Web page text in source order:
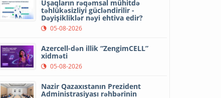
Uşaqların rəqəmsal mühitdə
təhlükəsizliyi gücləndirilir -
Dəyişikliklər nəyi ehtiva edir?
05-08-2026
Azercell-dən illik “ZengimCELL”
xidməti
05-08-2026
Nazir Qazaxıstanın Prezident
Administrasiyası rəhbərinin